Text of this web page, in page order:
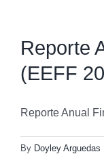
Reporte
(EEFF
Reporte Anual
By Doyley Arguedas